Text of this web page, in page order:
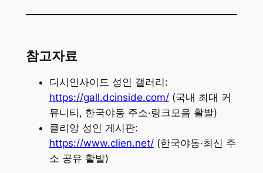
참고자료
디시인사이드 성인 갤러리:
https://gall.dcinside.com/(국내 최대 커
뮤니티, 한국야동 주소·링크모음 활발)
클리앙 성인 게시판:
https://www.clien.net/(한국야동·최신 주
소 공유 활발)